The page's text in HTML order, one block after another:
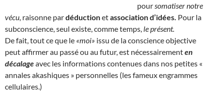
pour somatiser notre
vécu , raisonne pardéductionetassociation d’idées. Pour la
subconscience, seul existe, comme temps, le présent.
De fait, tout ce que le «moi» issu de la conscience objective
peut affirmer au passé ou au futur, est nécessairementen
décalageavec les informations contenues dans nos petites «
annales akashiques » personnelles (les fameux engrammes
cellulaires.)